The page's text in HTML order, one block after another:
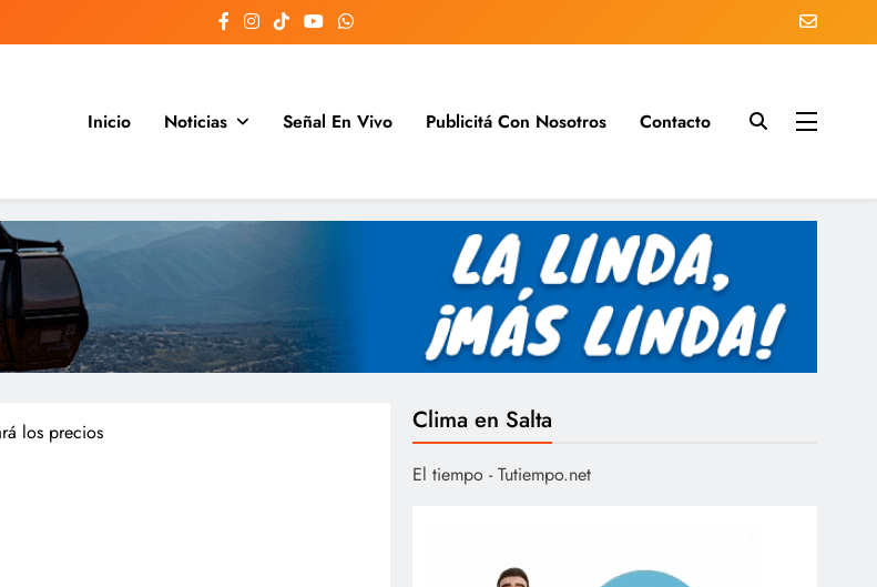
y el mundo, las 24 horas del día
Inicio Noticias Señal En Vivo Publicitá Con Nosotros Contacto
los precios Clima en Salta
El tiempo - Tutiempo.net